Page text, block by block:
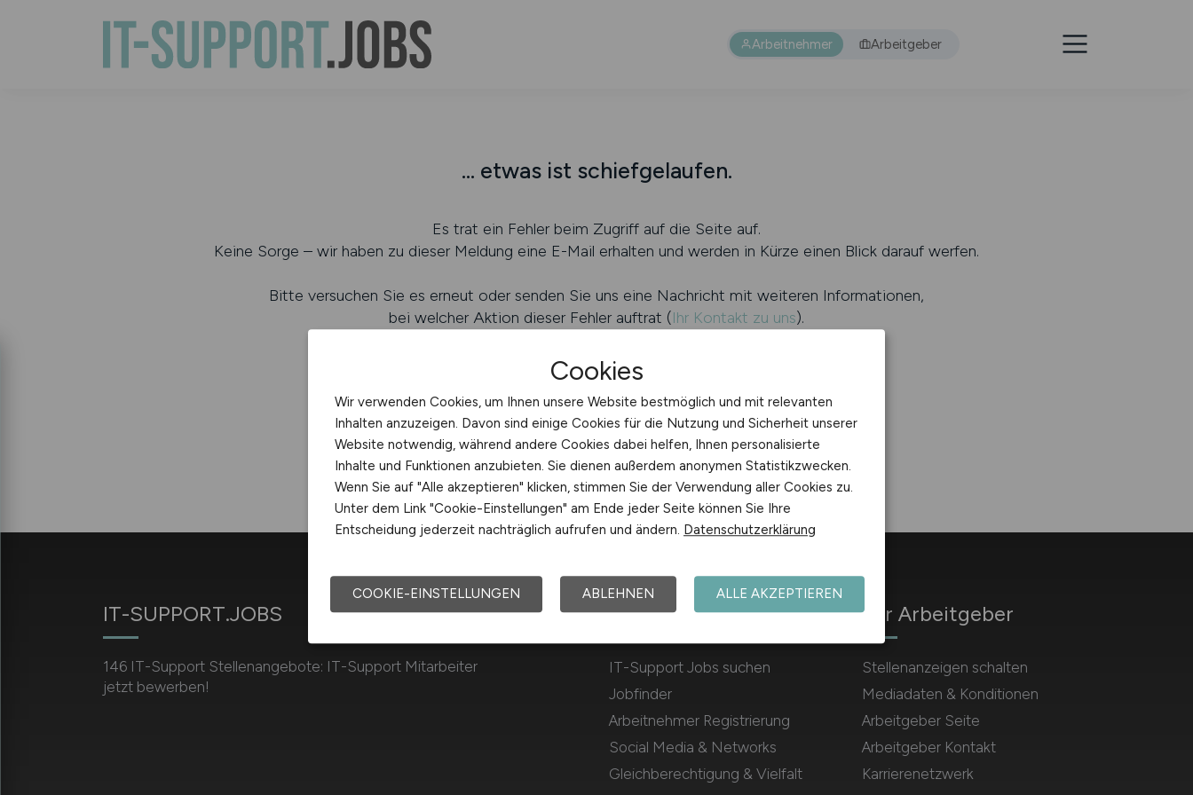
Arbeitnehmer Arbeitgeber
... etwas ist schiefgelaufen.
Es trat ein Fehler beim Zugriff auf die Seite auf.
Keine Sorge – wir haben zu dieser Meldung eine E-Mail erhalten und werden in Kürze einen Blick darauf werfen.
Bitte versuchen Sie es erneut oder senden Sie uns eine Nachricht mit weiteren Informationen,
bei welcher Aktion dieser Fehler auftrat (Ihr Kontakt zu uns).
IT-SUPPORT.JOBS
146 IT-Support Stellenangebote: IT-Support Mitarbeiter
jetzt bewerben!
Für Arbeitnehmer
IT-Support Jobs suchen
Jobfinder
Arbeitnehmer Registrierung
Social Media & Networks
Gleichberechtigung & Vielfalt
Für Arbeitgeber
Stellenanzeigen schalten
Mediadaten & Konditionen
Arbeitgeber Seite
Arbeitgeber Kontakt
Karrierenetzwerk
Cookies
Wir verwenden Cookies, um Ihnen unsere Website bestmöglich und mit relevanten
Inhalten anzuzeigen. Davon sind einige Cookies für die Nutzung und Sicherheit unserer
Website notwendig, während andere Cookies dabei helfen, Ihnen personalisierte
Inhalte und Funktionen anzubieten. Sie dienen außerdem anonymen Statistikzwecken.
Wenn Sie auf "Alle akzeptieren" klicken, stimmen Sie der Verwendung aller Cookies zu.
Unter dem Link "Cookie-Einstellungen" am Ende jeder Seite können Sie Ihre
Entscheidung jederzeit nachträglich aufrufen und ändern. Datenschutzerklärung
COOKIE-EINSTELLUNGEN ABLEHNEN ALLE AKZEPTIEREN